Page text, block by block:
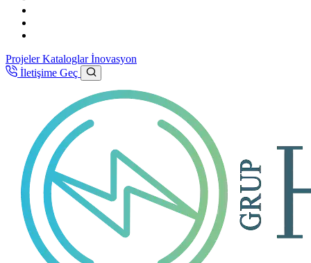
Projeler Kataloglar İnovasyon
İletişime Geç